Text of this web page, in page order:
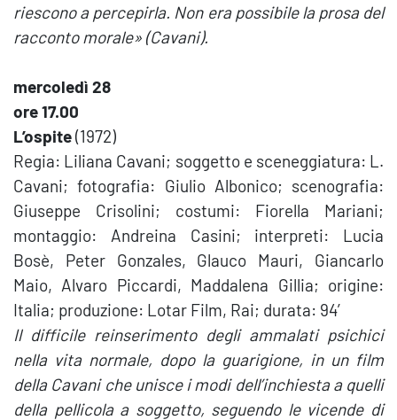
riescono a percepirla. Non era possibile la prosa del
racconto morale» (Cavani).
mercoledì 28
ore 17.00
L’ospite(1972)
Regia: Liliana Cavani; soggetto e sceneggiatura: L.
Cavani; fotografia: Giulio Albonico; scenografia:
Giuseppe Crisolini; costumi: Fiorella Mariani;
montaggio: Andreina Casini; interpreti: Lucia
Bosè, Peter Gonzales, Glauco Mauri, Giancarlo
Maio, Alvaro Piccardi, Maddalena Gillia; origine:
Italia; produzione: Lotar Film, Rai; durata: 94′
Il difficile reinserimento degli ammalati psichici
nella vita normale, dopo la guarigione, in un film
della Cavani che unisce i modi dell’inchiesta a quelli
della pellicola a soggetto, seguendo le vicende di